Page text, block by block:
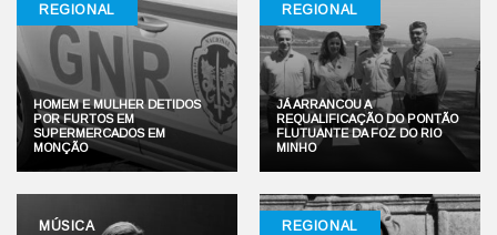
REGIONAL
HOMEM E MULHER DETIDOS
POR FURTOS EM
SUPERMERCADOS EM
MONÇÃO
REGIONAL
JÁ ARRANCOU A
REQUALIFICAÇÃO DO PONTÃO
FLUTUANTE DA FOZ DO RIO
MINHO
MÚSICA REGIONAL